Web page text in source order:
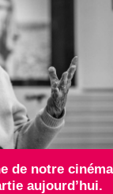
de notre cinéma
aujourd’hui.